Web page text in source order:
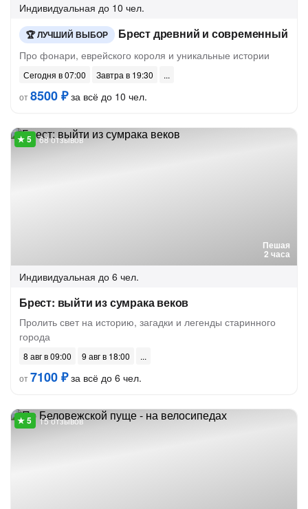
Индивидуальная до 10 чел.
ЛУЧШИЙ ВЫБОР Брест древний и современный
Про фонари, еврейского короля и уникальные истории
Сегодня в 07:00
Завтра в 19:30
от8500 ₽за всё до 10 чел.
Пешая
2 часа
68 отзывов
Индивидуальная до 6 чел.
Брест: выйти из сумрака веков
Пролить свет на историю, загадки и легенды старинного
города
8 авг в 09:00
9 авг в 18:00
от7100 ₽за всё до 6 чел.
15 отзывов